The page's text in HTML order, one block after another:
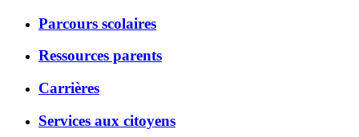
Parcours scolaires
Ressources parents
Carrières
Services aux citoyens